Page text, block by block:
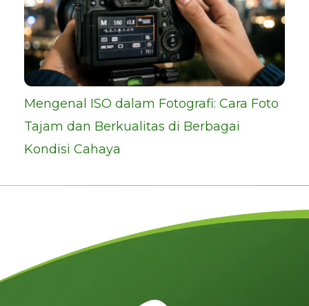
Mengenal ISO dalam Fotografi: Cara Foto
Tajam dan Berkualitas di Berbagai
Kondisi Cahaya